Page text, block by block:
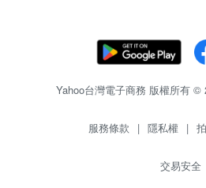
Yahoo台灣電子商務 版權所有 ©
服務條款 | 隱私權 |
交易安全